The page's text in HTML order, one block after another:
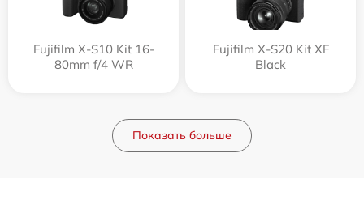
Fujifilm X-S10 Kit 16-
80mm f/4 WR
Fujifilm X-S20 Kit XF
Black
Показать больше